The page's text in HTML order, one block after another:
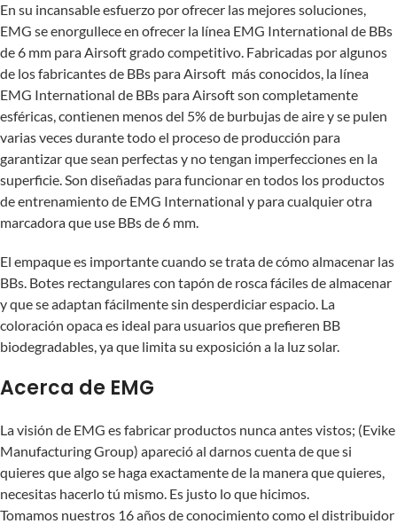
En su incansable esfuerzo por ofrecer las mejores soluciones,
EMG se enorgullece en ofrecer la línea EMG International de BBs
de 6 mm para Airsoft grado competitivo. Fabricadas por algunos
de los fabricantes de BBs para Airsoft más conocidos, la línea
EMG International de BBs para Airsoft son completamente
esféricas, contienen menos del 5% de burbujas de aire y se pulen
varias veces durante todo el proceso de producción para
garantizar que sean perfectas y no tengan imperfecciones en la
superficie. Son diseñadas para funcionar en todos los productos
de entrenamiento de EMG International y para cualquier otra
marcadora que use BBs de 6 mm.
El empaque es importante cuando se trata de cómo almacenar las
BBs. Botes rectangulares con tapón de rosca fáciles de almacenar
y que se adaptan fácilmente sin desperdiciar espacio. La
coloración opaca es ideal para usuarios que prefieren BB
biodegradables, ya que limita su exposición a la luz solar.
Acerca de EMG
La visión de EMG es fabricar productos nunca antes vistos; (Evike
Manufacturing Group) apareció al darnos cuenta de que si
quieres que algo se haga exactamente de la manera que quieres,
necesitas hacerlo tú mismo. Es justo lo que hicimos.
Tomamos nuestros 16 años de conocimiento como el distribuidor